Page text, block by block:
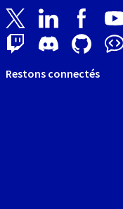
Restons connectés